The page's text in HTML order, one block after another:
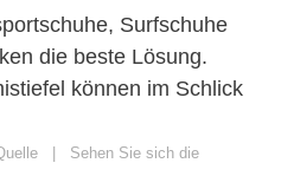
Surfschuhe
die beste Lösung.
können im Schlick
| Sehen Sie sich die